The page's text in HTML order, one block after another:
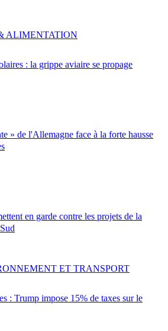
: la grippe aviaire se propage
ALIMENTATION
» de l'Allemagne face à la forte hausse
en garde contre les projets de la
: Trump impose 15% de taxes sur le
ET TRANSPORT